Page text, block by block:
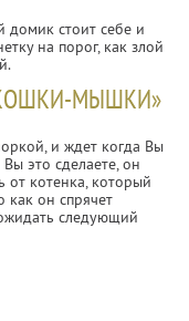
стоит себе и
на порог, как злой
МЫШКИ»
и ждет когда Вы
это сделаете, он
от котенка, который
как он спрячет
следующий